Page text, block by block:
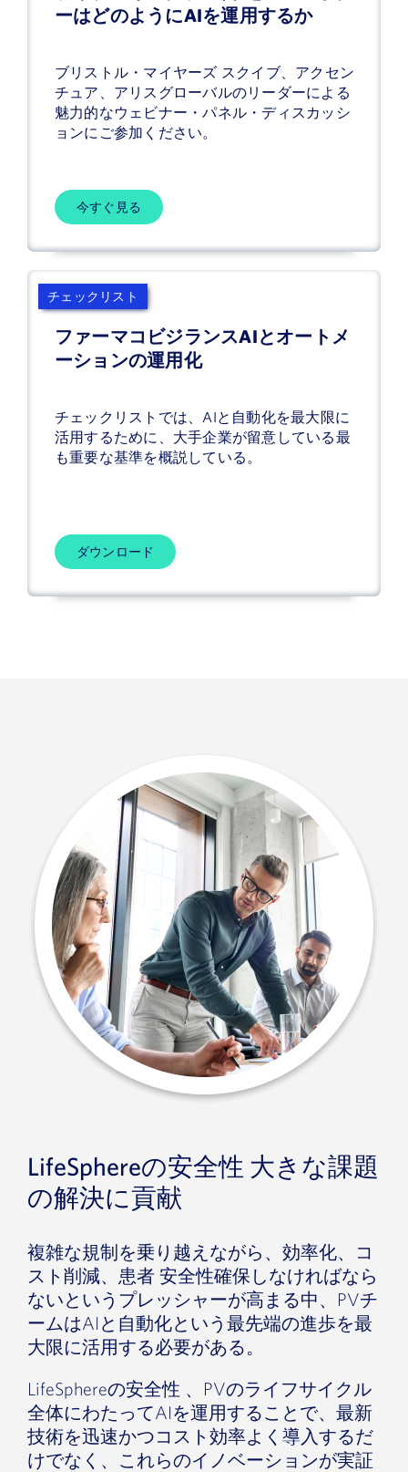
ア
ス
職
社
名
本
社
在
国
ーはどのようにAIを運用するか
ブリストル・マイヤーズ スクイブ、アクセン
チュア、アリスグローバルのリーダーによる
魅力的なウェビナー・パネル・ディスカッシ
ョンにご参加ください。
今すぐ見る
チェックリスト
ファーマコビジランスAIとオートメ
ーションの運用化
チェックリストでは、AIと自動化を最大限に
活用するために、大手企業が留意している最
も重要な基準を概説している。
ダウンロード
LifeSphereの安全性 大きな課題
の解決に貢献
複雑な規制を乗り越えながら、効率化、コ
スト削減、患者 安全性確保しなければなら
ないというプレッシャーが高まる中、PVチ
ームはAIと自動化という最先端の進歩を最
大限に活用する必要がある。
LifeSphereの安全性 、PVのライフサイクル
全体にわたってAIを運用することで、最新
技術を迅速かつコスト効率よく導入するだ
けでなく、これらのイノベーションが実証